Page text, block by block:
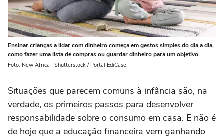
Ensinar crianças a lidar com dinheiro começa em gestos simples do dia a dia,
como fazer uma lista de compras ou guardar dinheiro para um objetivo
Foto: New Africa | Shutterstock / Portal EdiCase
Situações que parecem comuns à infância são, na
verdade, os primeiros passos para desenvolver
responsabilidade sobre o consumo em casa. E não é
de hoje que a educação financeira vem ganhando